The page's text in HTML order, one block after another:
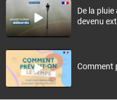
De la
devenu
Comment